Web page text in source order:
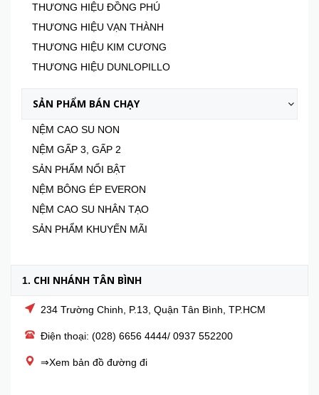
THƯƠNG HIỆU ĐỒNG PHÚ
THƯƠNG HIỆU VẠN THÀNH
THƯƠNG HIỆU KIM CƯƠNG
THƯƠNG HIỆU DUNLOPILLO
SẢN PHẨM BÁN CHẠY
NỆM CAO SU NON
NỆM GẤP 3, GẤP 2
SẢN PHẨM NỔI BẬT
NỆM BÔNG ÉP EVERON
NỆM CAO SU NHÂN TẠO
SẢN PHẨM KHUYẾN MÃI
1. CHI NHÁNH TÂN BÌNH
234 Trường Chinh, P.13, Quận Tân Bình, TP.HCM
Điện thoại: (028) 6656 4444/ 0937 552200
⇒Xem bản đồ đường đi